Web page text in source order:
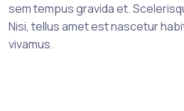
sem tempus gravida et.
Nisi, tellus amet est nascetur
vivamus.